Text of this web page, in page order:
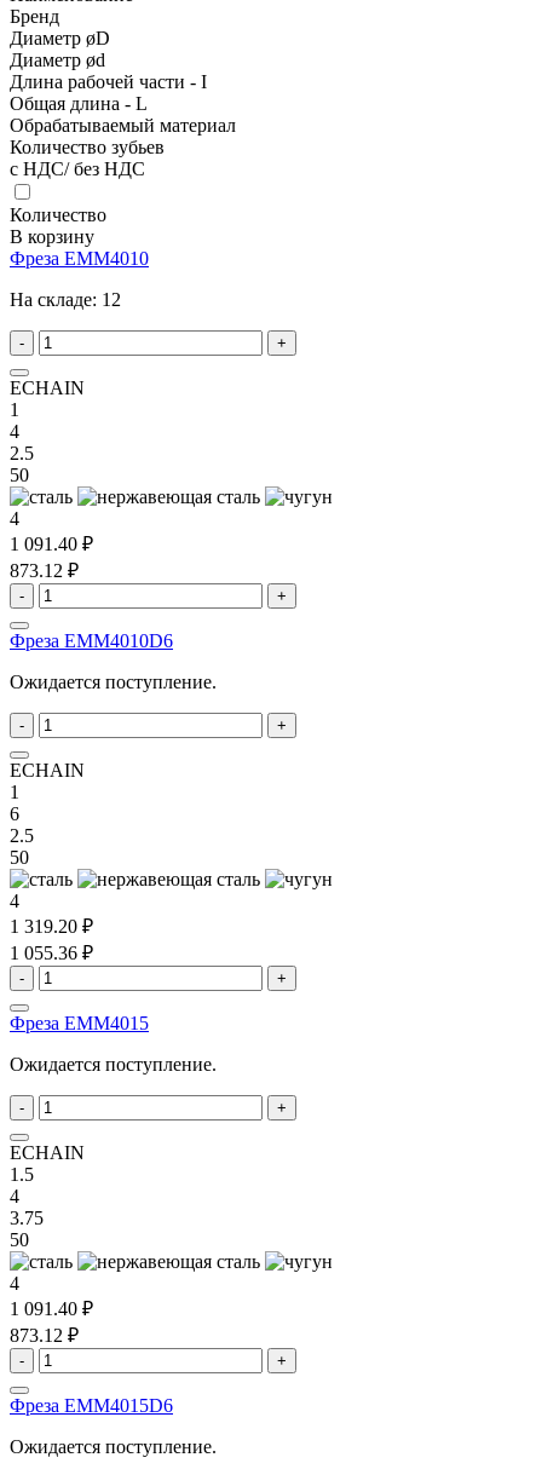
Бренд
Диаметр øD
Диаметр ød
Длина рабочей части - I
Общая длина - L
Обрабатываемый материал
Количество зубьев
с НДС/ без НДС
Количество
В корзину
Фреза EMM4010
На складе: 12
- +
ECHAIN
1
4
2.5
50
4
1 091.40 ₽
873.12 ₽
- +
Фреза EMM4010D6
Ожидается поступление.
- +
ECHAIN
1
6
2.5
50
4
1 319.20 ₽
1 055.36 ₽
- +
Фреза EMM4015
Ожидается поступление.
- +
ECHAIN
1.5
4
3.75
50
4
1 091.40 ₽
873.12 ₽
- +
Фреза EMM4015D6
Ожидается поступление.